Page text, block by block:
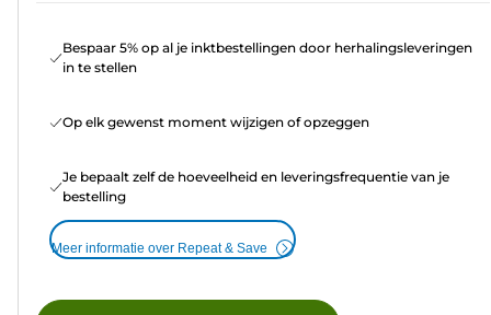
Bespaar 5% op al je inktbestellingen door herhalingsleveringen
in te stellen
Op elk gewenst moment wijzigen of opzeggen
Je bepaalt zelf de hoeveelheid en leveringsfrequentie van je
bestelling
Meer informatie over Repeat & Save